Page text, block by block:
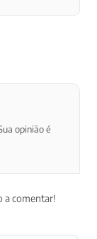
opinião é
a comentar!